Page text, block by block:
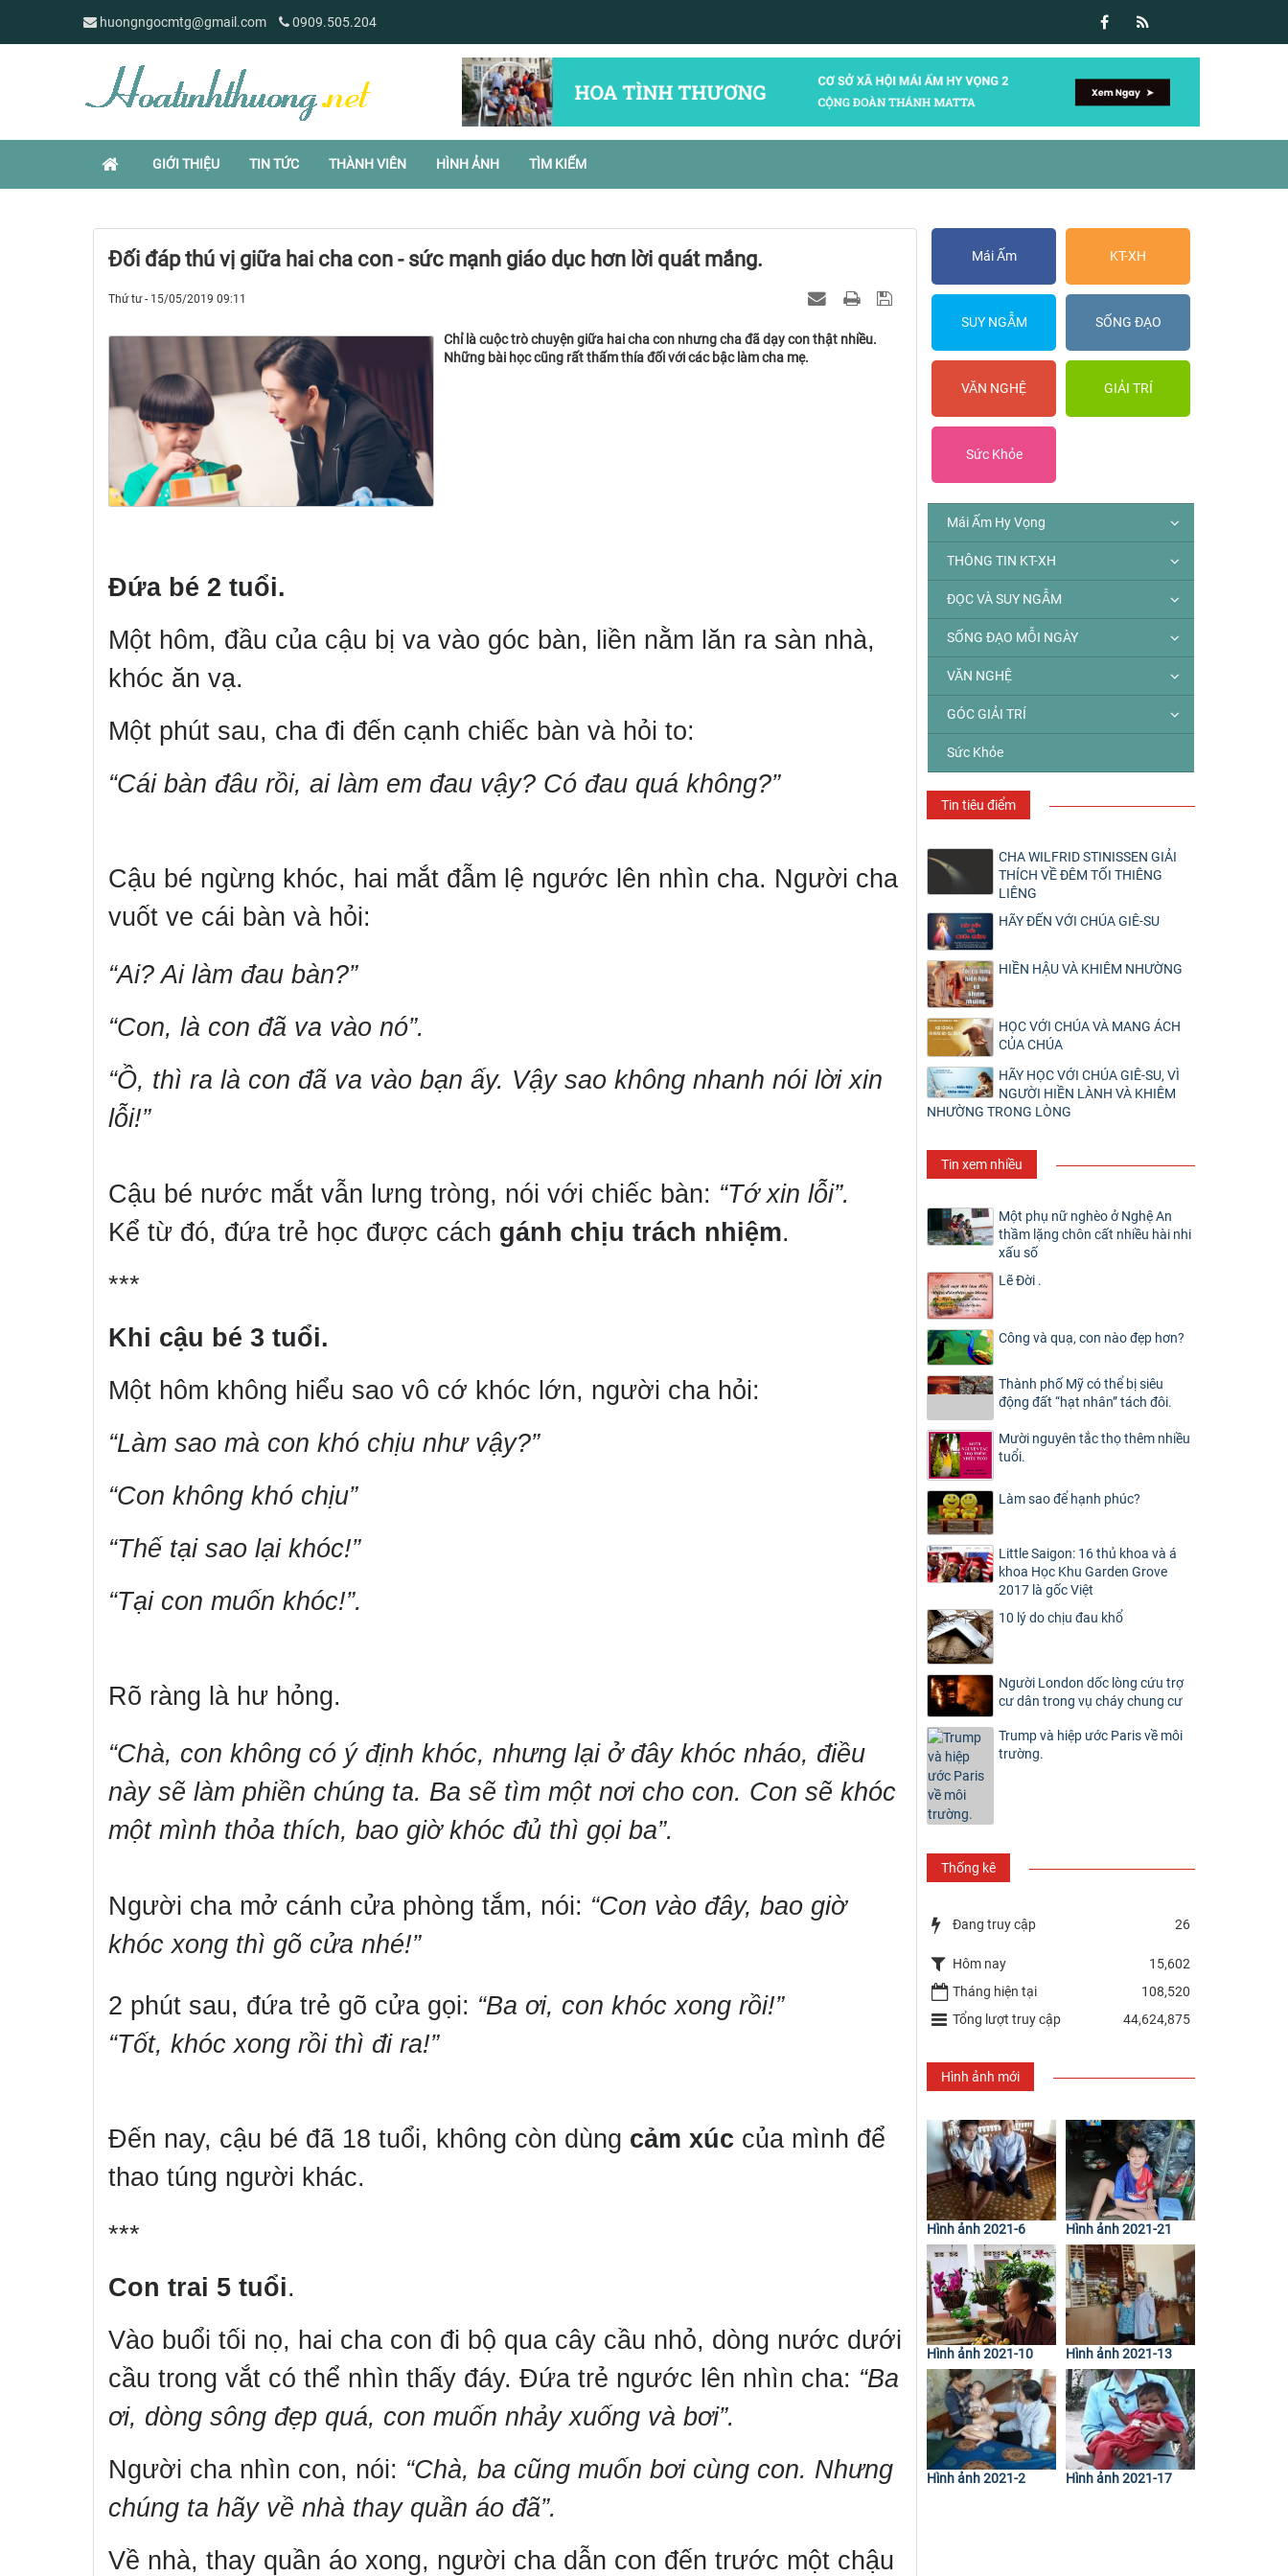
huongngocmtg@gmail.com 0909.505.204
GIỚI THIỆU TIN TỨC THÀNH VIÊN HÌNH ẢNH TÌM KIẾM
Đối đáp thú vị giữa hai cha con - sức mạnh giáo dục hơn lời quát mắng.
Thứ tư - 15/05/2019 09:11
Chỉ là cuộc trò chuyện giữa hai cha con nhưng cha đã dạy con thật nhiều.
Những bài học cũng rất thấm thía đối với các bậc làm cha mẹ.
Đứa bé 2 tuổi.
Một hôm, đầu của cậu bị va vào góc bàn, liền nằm lăn ra sàn nhà,
khóc ăn vạ.
Một phút sau, cha đi đến cạnh chiếc bàn và hỏi to:
“Cái bàn đâu rồi, ai làm em đau vậy? Có đau quá không?”
Cậu bé ngừng khóc, hai mắt đẫm lệ ngước lên nhìn cha. Người cha
vuốt ve cái bàn và hỏi:
“Ai? Ai làm đau bàn?”
“Con, là con đã va vào nó”.
“Ồ, thì ra là con đã va vào bạn ấy. Vậy sao không nhanh nói lời xin
lỗi!”
Cậu bé nước mắt vẫn lưng tròng, nói với chiếc bàn: “Tớ xin lỗi”.
Kể từ đó, đứa trẻ học được cách gánh chịu trách nhiệm.
***
Khi cậu bé 3 tuổi.
Một hôm không hiểu sao vô cớ khóc lớn, người cha hỏi:
“Làm sao mà con khó chịu như vậy?”
“Con không khó chịu”
“Thế tại sao lại khóc!”
“Tại con muốn khóc!”.
Rõ ràng là hư hỏng.
“Chà, con không có ý định khóc, nhưng lại ở đây khóc nháo, điều
này sẽ làm phiền chúng ta. Ba sẽ tìm một nơi cho con. Con sẽ khóc
một mình thỏa thích, bao giờ khóc đủ thì gọi ba”.
Người cha mở cánh cửa phòng tắm, nói: “Con vào đây, bao giờ
khóc xong thì gõ cửa nhé!”
2 phút sau, đứa trẻ gõ cửa gọi: “Ba ơi, con khóc xong rồi!”
“Tốt, khóc xong rồi thì đi ra!”
Đến nay, cậu bé đã 18 tuổi, không còn dùng cảm xúc của mình để
thao túng người khác.
***
Con trai 5 tuổi.
Vào buổi tối nọ, hai cha con đi bộ qua cây cầu nhỏ, dòng nước dưới
cầu trong vắt có thể nhìn thấy đáy. Đứa trẻ ngước lên nhìn cha: “Ba
ơi, dòng sông đẹp quá, con muốn nhảy xuống và bơi”.
Người cha nhìn con, nói: “Chà, ba cũng muốn bơi cùng con. Nhưng
chúng ta hãy về nhà thay quần áo đã”.
Về nhà, thay quần áo xong, người cha dẫn con đến trước một chậu
Mái Ấm KT-XH
SUY NGẪM SỐNG ĐẠO
VĂN NGHỆ GIẢI TRÍ
Sức Khỏe
Mái Ấm Hy Vọng
THÔNG TIN KT-XH
ĐỌC VÀ SUY NGẪM
SỐNG ĐẠO MỖI NGÀY
VĂN NGHỆ
GÓC GIẢI TRÍ
Sức Khỏe
Tin tiêu điểm
CHA WILFRID STINISSEN GIẢI
THÍCH VỀ ĐÊM TỐI THIÊNG
LIÊNG
HÃY ĐẾN VỚI CHÚA GIÊ-SU
HIỀN HẬU VÀ KHIÊM NHƯỜNG
HỌC VỚI CHÚA VÀ MANG ÁCH
CỦA CHÚA
HÃY HỌC VỚI CHÚA GIÊ-SU, VÌ
NGƯỜI HIỀN LÀNH VÀ KHIÊM
NHƯỜNG TRONG LÒNG
Tin xem nhiều
Một phụ nữ nghèo ở Nghệ An
thầm lặng chôn cất nhiều hài nhi
xấu số
Lẽ Đời .
Công và quạ, con nào đẹp hơn?
Thành phố Mỹ có thể bị siêu
động đất “hạt nhân” tách đôi.
Mười nguyên tắc thọ thêm nhiều
tuổi.
Làm sao để hạnh phúc?
Little Saigon: 16 thủ khoa và á
khoa Học Khu Garden Grove
2017 là gốc Việt
10 lý do chịu đau khổ
Người London dốc lòng cứu trợ
cư dân trong vụ cháy chung cư
Trump và hiệp ước Paris về môi
trường.
Thống kê
Đang truy cập 26
Hôm nay
15,602
Tháng hiện tại
108,520
Tổng lượt truy cập
44,624,875
Hình ảnh mới
Hình ảnh 2021-6 Hình ảnh 2021-21
Hình ảnh 2021-10 Hình ảnh 2021-13
Hình ảnh 2021-2 Hình ảnh 2021-17